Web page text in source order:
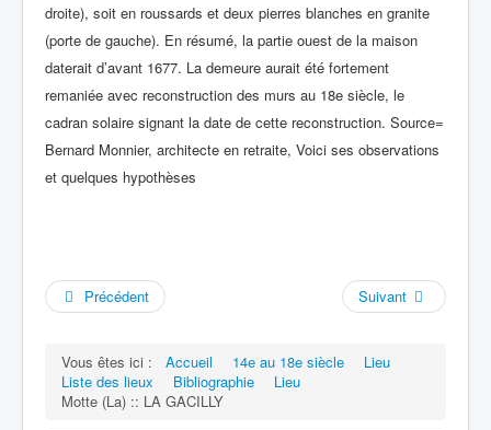
Précédent Suivant
Vous êtes ici : Accueil 14e au 18e siècle
Lieu
Liste des lieux
Bibliographie
Lieu
Motte (La) :: LA GACILLY